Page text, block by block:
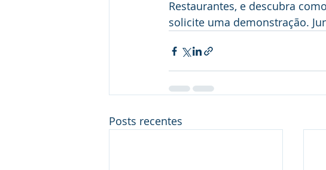
Restaurantes, e descubra
solicite uma demonstração.
Posts recentes